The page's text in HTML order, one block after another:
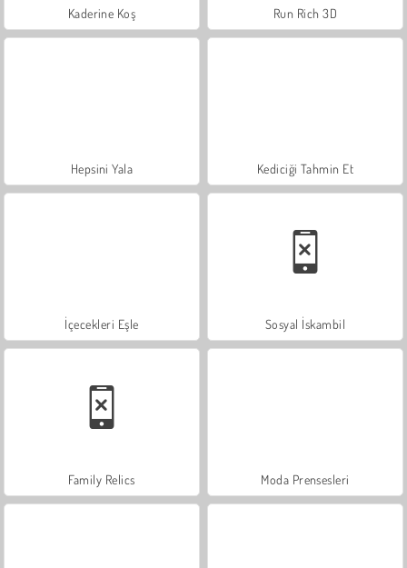
Kaderine Koş Run Rich 3D
Hepsini Yala Kediciği Tahmin Et
İçecekleri Eşle Sosyal İskambil
Family Relics Moda Prensesleri